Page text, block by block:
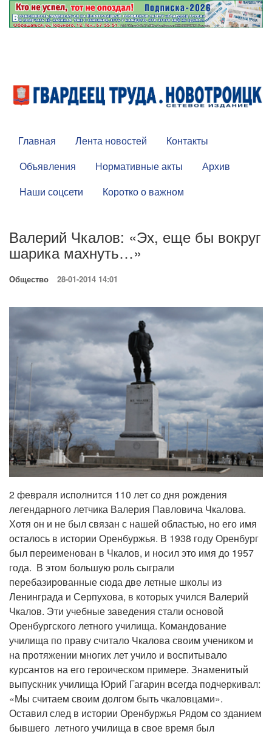
Главная Лента новостей
Контакты
Объявления
Нормативные акты
Архив
Наши соцсети
Коротко о важном
Валерий Чкалов: «Эх, еще бы вокруг
шарика махнуть…»
Общество 28-01-2014 14:01
2 февраля исполнится 110 лет со дня рождения
легендарного летчика Валерия Павловича Чкалова.
Хотя он и не был связан с нашей областью, но его имя
осталось в истории Оренбуржья. В 1938 году Оренбург
был переименован в Чкалов, и носил это имя до 1957
года. В этом большую роль сыграли
перебазированные сюда две летные школы из
Ленинграда и Серпухова, в которых учился Валерий
Чкалов. Эти учебные заведения стали основой
Оренбургского летного училища. Командование
училища по праву считало Чкалова своим учеником и
на протяжении многих лет учило и воспитывало
курсантов на его героическом примере. Знаменитый
выпускник училища Юрий Гагарин всегда подчеркивал:
«Мы считаем своим долгом быть чкаловцами».
Оставил след в истории Оренбуржья Рядом со зданием
бывшего летного училища в свое время был